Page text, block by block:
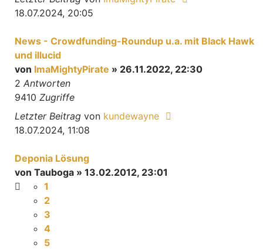
18.07.2024, 20:05
News - Crowdfunding-Roundup u.a. mit Black Hawk
und illucid
von ImaMightyPirate » 26.11.2022, 22:30
2 Antworten
9410 Zugriffe
Letzter Beitrag von kundewayne
18.07.2024, 11:08
Deponia Lösung
von Tauboga » 13.02.2012, 23:01
1
2
3
4
5